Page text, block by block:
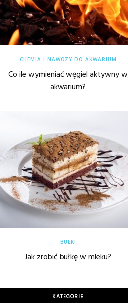
CHEMIA I NAWOZY DO AKWARIUM
Co ile wymieniać węgiel aktywny w
akwarium?
BUŁKI
Jak zrobić bułkę w mleku?
KATEGORIE